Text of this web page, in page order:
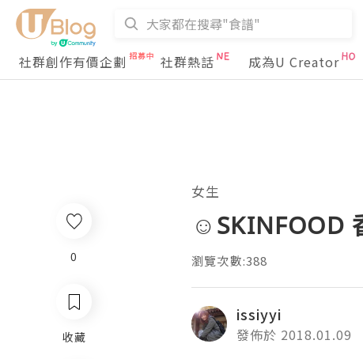
社群創作有價企劃
社群熱話 成為U Creator
0
收藏
女生
☺SKINFOOD
瀏覽次數:388
issiyyi
發佈於 2018.01.09